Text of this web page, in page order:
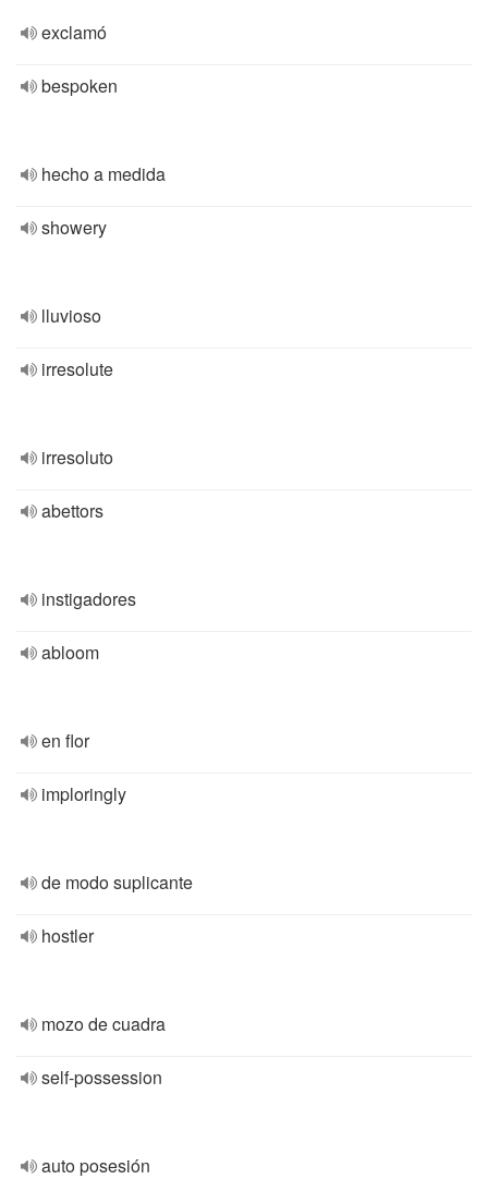
exclamó
bespoken
hecho a medida
showery
lluvioso
irresolute
irresoluto
abettors
instigadores
abloom
en flor
imploringly
de modo suplicante
hostler
mozo de cuadra
self-possession
auto posesión